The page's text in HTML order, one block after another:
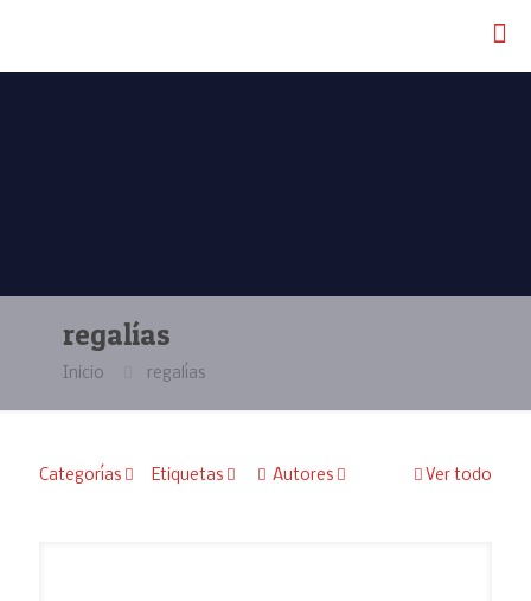
regalías
Inicio regalías
Categorías Etiquetas Autores Ver todo